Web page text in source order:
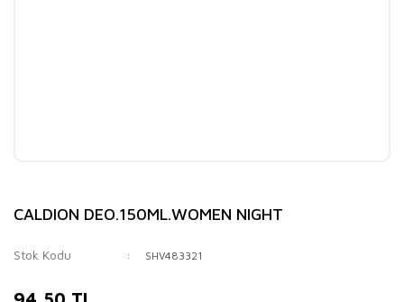
CALDION DEO.150ML.WOMEN NIGHT
Stok Kodu SHV483321